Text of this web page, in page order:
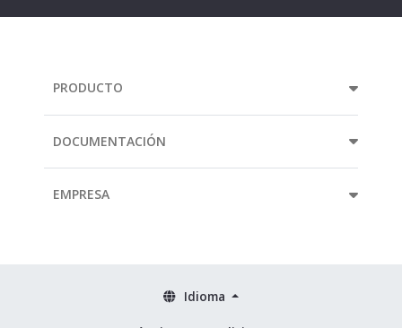
PRODUCTO
DOCUMENTACIÓN
EMPRESA
Idioma